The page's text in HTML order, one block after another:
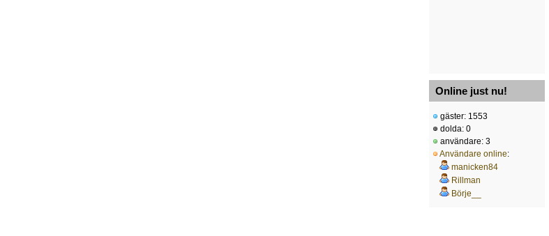
Online just nu!
gäster: 1553
dolda: 0
användare: 3
Användare online:
manicken84
Rillman
Börje__